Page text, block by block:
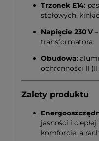
Trzonek E14:
stołowych,
Napięcie 230 V–
transformatora
Obudowa:
ochronności II
Zalety produktu
jasności i
komforcie, a